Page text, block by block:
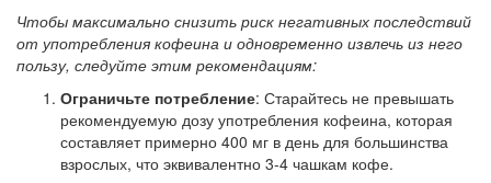
Чтобы максимально снизить риск негативных последствий
от употребления кофеина и одновременно извлечь из него
пользу, следуйте этим рекомендациям:
Ограничьте потребление: Старайтесь не превышать
рекомендуемую дозу употребления кофеина, которая
составляет примерно 400 мг в день для большинства
взрослых, что эквивалентно 3-4 чашкам кофе.